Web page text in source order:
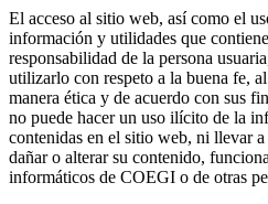
El acceso al sitio web, así como el
información y utilidades que
responsabilidad de la persona
utilizarlo con respeto a la buena fe,
manera ética y de acuerdo con sus
no puede hacer un uso ilícito de la
contenidas en el sitio web, ni llevar
dañar o alterar su contenido,
informáticos de COEGI o de otras